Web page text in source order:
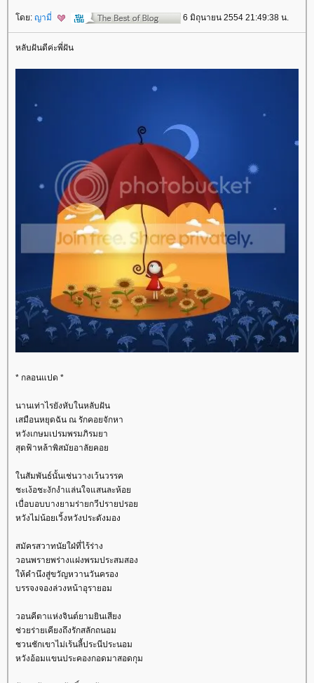
ดย: ญามี่ 6 มิถุนายน 2554 21:49:38 น.
หลับฝันดีค่ะพี่ฝัน
* กลอนแปด *
นานเท่าไรยังหับในหลับฝัน
เสมือนหยุดฉัน ณ รักคอยจักหา
หวังเกษมเปรมพรมภิรมยา
สุดฟ้าหล้าพิสมัยอาลัยคอ
นสัมพันธ์นั้นเช่นวางเว้นวรรค
ชะเง้อชะงักงำแล่นใจแสนละห้อ
เบื่อบอบบางยามร่ายกวีปรายปรอ
หวังไม่น้อยเวิ้งหวังประดังมอง
สมัครสวาทนัยใฝ่ที่ไร้ร่าง
วอนพรายพร่างแฝงพรมประสมสอง
ห้คำนึงสู่ขวัญหวานวันครอง
บรรจงจองล่วงหน้าอุรายอม
วอนคีตาแห่งจินต์ยามยินเสียง
ช่วยร่ายเคียงถึงรักสลักถนอม
ชวนชักเขาไม่เร้นลี้ประนีประนอม
หวังอ้อมแขนประคองกอดมาสอดกุม